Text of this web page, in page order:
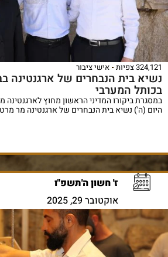
324,121 צפיות אישי ציבור
נשיא בית הנבחרים של ארגנטינה
בכותל המערבי
במסגרת ביקורו המדיני הראשון מחוץ לארגנטינה
היום (ה') נשיא בית הנבחרים של ארגנטינה מר
ז' חשון ה'תשפ"ו
אוקטובר 29, 2025